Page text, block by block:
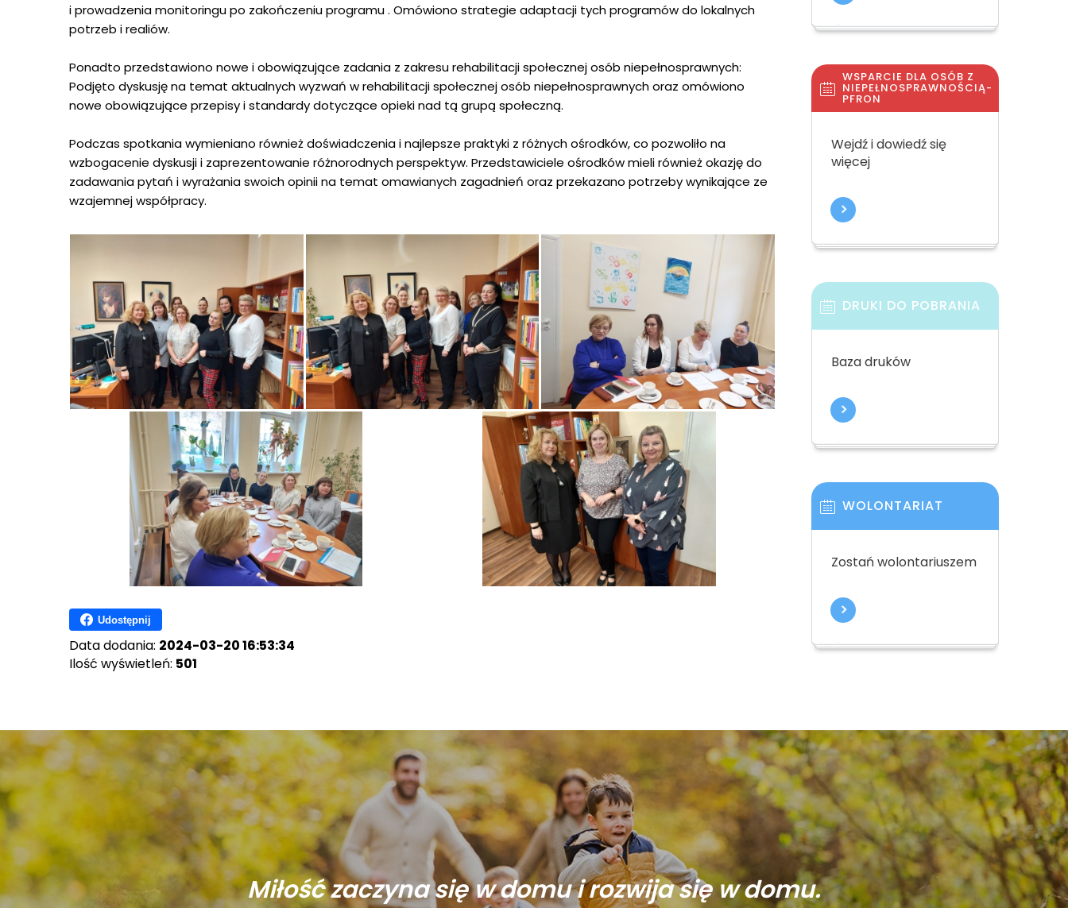
i prowadzenia monitoringu po zakończeniu programu . Omówiono strategie adaptacji tych programów do lokalnych
potrzeb i realiów.
Ponadto przedstawiono nowe i obowiązujące zadania z zakresu rehabilitacji społecznej osób niepełnosprawnych:
Podjęto dyskusję na temat aktualnych wyzwań w rehabilitacji społecznej osób niepełnosprawnych oraz omówiono
nowe obowiązujące przepisy i standardy dotyczące opieki nad tą grupą społeczną.
Podczas spotkania wymieniano również doświadczenia i najlepsze praktyki z różnych ośrodków, co pozwoliło na
wzbogacenie dyskusji i zaprezentowanie różnorodnych perspektyw. Przedstawiciele ośrodków mieli również okazję do
zadawania pytań i wyrażania swoich opinii na temat omawianych zagadnień oraz przekazano potrzeby wynikające ze
wzajemnej współpracy.
Udostępnij
Data dodania: 2024-03-20 16:53:34
Ilość wyświetleń: 501
WSPARCIE DLA OSÓB Z
NIEPEŁNOSPRAWNOŚCIĄ-
PFRON
Wejdź i dowiedź się
więcej
DRUKI DO POBRANIA
Baza druków
WOLONTARIAT
Zostań wolontariuszem
Miłość zaczyna się w domu i rozwija się w domu.